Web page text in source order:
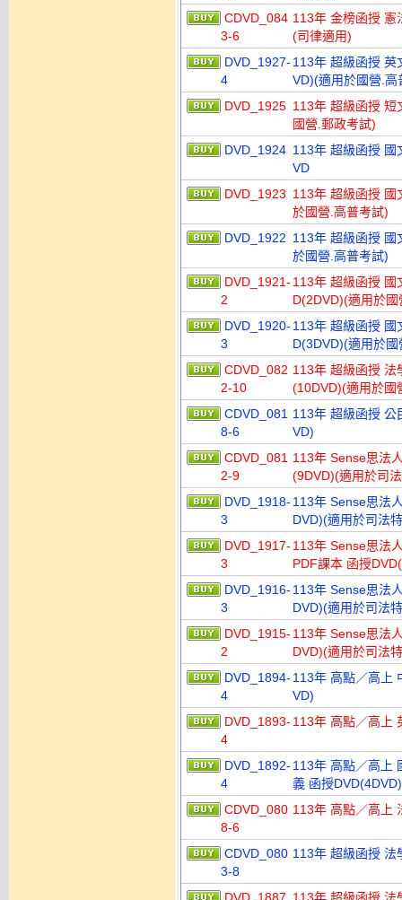
CDVD_084
3-6
113年 金榜函授 憲
(司律適用)
DVD_1927-
4
113年 超級函授 英
VD)(適用於國營.高
DVD_1925 113年 超級函授 短
國營.郵政考試)
DVD_1924 113年 超級函授 國
VD
DVD_1923 113年 超級函授 國
於國營.高普考試)
DVD_1922 113年 超級函授 國
於國營.高普考試)
DVD_1921-
2
113年 超級函授 國
D(2DVD)(適用於
DVD_1920-
3
113年 超級函授 國
D(3DVD)(適用於
CDVD_082
2-10
113年 超級函授 法
(10DVD)(適用於國
CDVD_081
8-6
113年 超級函授 公
VD)
CDVD_081
2-9
113年 Sense思法
(9DVD)(適用於司
DVD_1918-
3
113年 Sense思法
DVD)(適用於司法
DVD_1917-
3
113年 Sense思法
PDF課本 函授
DVD_1916-
3
113年 Sense思法
DVD)(適用於司法
DVD_1915-
2
113年 Sense思法
DVD)(適用於司法
DVD_1894-
4
113年 高點／高上
VD)
DVD_1893-
4
113年 高點／高上
DVD_1892-
4
113年 高點／高上
義 函授DVD(4DVD)
CDVD_080
8-6
113年 高點／高上
CDVD_080
3-8
113年 超級函授 法